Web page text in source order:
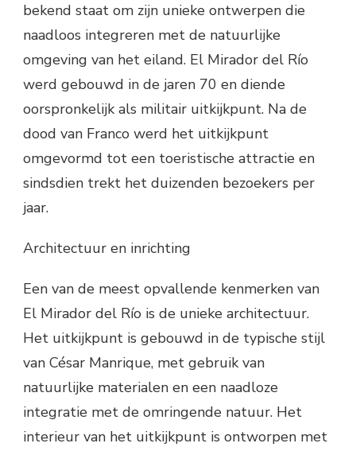
bekend staat om zijn unieke ontwerpen die
naadloos integreren met de natuurlijke
omgeving van het eiland. El Mirador del Río
werd gebouwd in de jaren 70 en diende
oorspronkelijk als militair uitkijkpunt. Na de
dood van Franco werd het uitkijkpunt
omgevormd tot een toeristische attractie en
sindsdien trekt het duizenden bezoekers per
jaar.
Architectuur en inrichting
Een van de meest opvallende kenmerken van
El Mirador del Río is de unieke architectuur.
Het uitkijkpunt is gebouwd in de typische stijl
van César Manrique, met gebruik van
natuurlijke materialen en een naadloze
integratie met de omringende natuur. Het
interieur van het uitkijkpunt is ontworpen met